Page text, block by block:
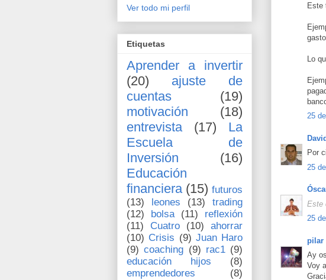
Este
Lo
25
Por
25
Este
25
pilar
Ay
Voy
Ver todo mi perfil
Etiquetas
Aprender a invertir
(20)
ajuste de
cuentas
(19)
motivación
(18)
entrevista
(17)
La
Escuela de
Inversión
(16)
Educación
financiera (15) futuros
(13)
leones (13)
trading
(12)
bolsa (11)
reflexión
(11)
Cuatro (10)
ahorrar
(10) Crisis (9) Juan Haro
(9) coaching (9) rac1 (9)
educación hijos
(8)
emprendedores
(8)